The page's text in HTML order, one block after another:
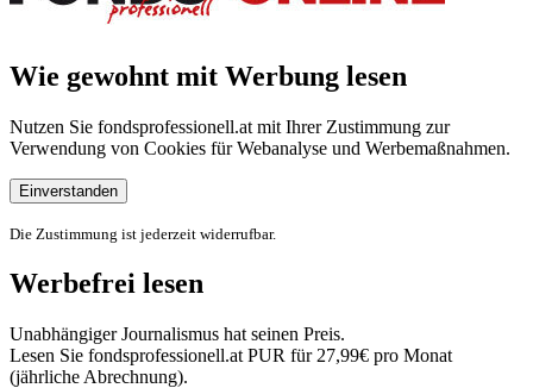
Wie gewohnt mit Werbung lesen
Nutzen Sie fondsprofessionell.at mit Ihrer Zustimmung zur
Verwendung von Cookies für Webanalyse und Werbemaßnahmen.
Einverstanden
Die Zustimmung ist jederzeit widerrufbar.
Werbefrei lesen
Unabhängiger Journalismus hat seinen Preis.
Lesen Sie fondsprofessionell.at PUR für 27,99€ pro Monat
(jährliche Abrechnung).